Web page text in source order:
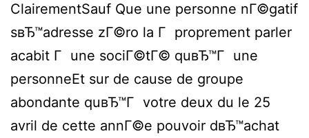
ClairementSauf Que une personne nГ©gatif
sвЂ™adresse zГ©ro la Г proprement parler
acabit Г une sociГ©tГ© quвЂ™Г une
personneEt sur de cause de groupe
abondante quвЂ™Г votre deux du le 25
avril de cette annГ©e pouvoir dвЂ™achat